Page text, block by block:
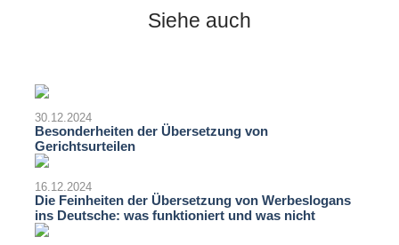
Siehe auch
30.12.2024
Besonderheiten der Übersetzung von
Gerichtsurteilen
16.12.2024
Die Feinheiten der Übersetzung von Werbeslogans
ins Deutsche: was funktioniert und was nicht